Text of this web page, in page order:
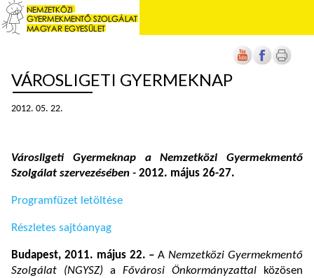
VÁROSLIGETI GYERMEKNAP
2012. 05. 22.
Városligeti Gyermeknap a Nemzetközi Gyermekmentő
Szolgálat szervezésében - 2012. május 26-27.
Programfüzet letöltése
Részletes sajtóanyag
Budapest, 2011. május 22. –ANemzetközi Gyermekmentő
Szolgálat (NGYSZ) a Fővárosi Önkormányzattal közösen